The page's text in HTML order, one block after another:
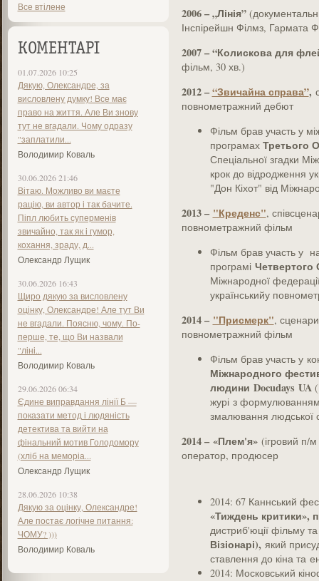
Все втілене
КОМЕНТАРІ
01.07.2026 10:25
Дякую, Олександре, за
висловлену думку! Все має
право на життя. Але Ви знову
тут не вгадали. Чому одразу
"заплатили...
Володимир Коваль
30.06.2026 21:46
Вітаю. Можливо ви маєте
рацію, ви автор і так бачите.
Піпл любить суперменів
звичайно, так як і гумор,
кохання, зраду, д...
Олександр Лущик
30.06.2026 16:43
Щиро дякую за висловлену
оцінку, Олександре! Але тут Ви
не вгадали. Поясню, чому. По-
перше, те, що Ви назвали
"ліні...
Володимир Коваль
29.06.2026 06:34
Єдине виправдання лінії Б —
показати метод і людяність
детектива та вийти на
фінальний мотив Голодомору
(хліб на меморіа...
Олександр Лущик
28.06.2026 10:38
Дякую за оцінку, Олександре!
Але постає логічне питання:
ЧОМУ? )))
Володимир Коваль
2006 – „Лінія”
Інспірейшн Філмз, Гармата
2007 – “Колискова для
фільм, 30 хв.)
2012 – “Звичайна справа”,
повнометражний дебют
Фільм брав участь у
програмахТретього
Спеціальної згадки
крок до відродження
"Дон Кіхот" від
2013 – "Креденс",
повнометражний фільм
Фільм брав участь у
програмі
Міжнародної
українськийу
2014 – "Присмерк",
повнометражний фільм
Фільм брав участь у
Міжнародного
людини Docudays UA
журі з
змалювання людської
2014– «Плем'я» (ігровий
оператор, продюсер
2014: 67 Каннський
«Тиждень критики»,
дистриб'юції фільму та
Візіонарі), який
ставлення до кіна та
2014: Московський